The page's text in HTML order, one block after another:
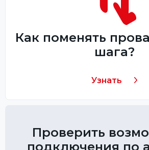
Как поменять
шага?
Узнать
Проверить
подключения по